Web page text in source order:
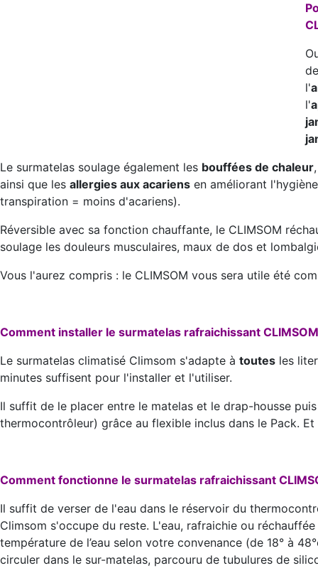
l'
l'
Le surmatelas soulage également les bouffées de chaleur
ainsi que les allergies aux acariens en améliorant
transpiration = moins d'acariens).
Réversible avec sa fonction chauffante, le CLIMSOM
soulage les douleurs musculaires, maux de dos et
Vous l'aurez compris : le CLIMSOM vous sera utile été
Comment installer le surmatelas rafraichissant
Le surmatelas climatisé Climsom s'adapte à toutes les
minutes suffisent pour l'installer et l'utiliser.
Il suffit de le placer entre le matelas et le drap-housse
thermocontrôleur) grâce au flexible inclus dans le Pack.
Comment fonctionne le surmatelas rafraichissant
Il suffit de verser de l'eau dans le réservoir du
Climsom s'occupe du reste. L'eau, rafraichie ou
température de l’eau selon votre convenance (de 18° à
circuler dans le sur-matelas, parcouru de tubulures de